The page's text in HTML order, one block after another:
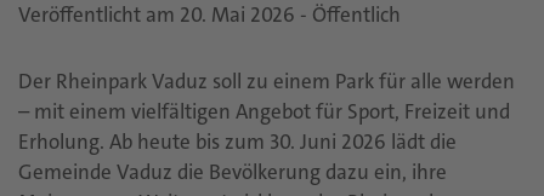
Veröffentlicht am 20. Mai 2026 - Öffentlich
Der Rheinpark Vaduz soll zu einem Park für alle werden
– mit einem vielfältigen Angebot für Sport, Freizeit und
Erholung. Ab heute bis zum 30. Juni 2026 lädt die
Gemeinde Vaduz die Bevölkerung dazu ein, ihre